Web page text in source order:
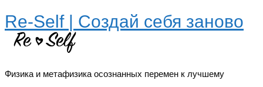
Re-Self | Создай себя заново
Физика и метафизика осознанных перемен к лучшему